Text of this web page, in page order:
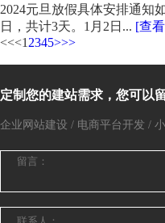
2024元旦放假具体安排通知
日，共计3天。1月2日... [查
<<<1 2345>>>
定制您的建站需求，您可以
企业网站建设 / 电商平台开发 /